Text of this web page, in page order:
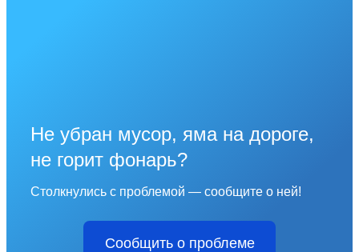
Не убран мусор, яма на дороге,
не горит фонарь?
Столкнулись с проблемой — сообщите о ней!
Сообщить о проблеме